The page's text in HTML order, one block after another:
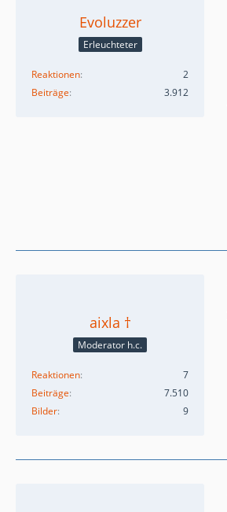
Evoluzzer
Erleuchteter
Reaktionen
2
Beiträge
3.912
aixla †
Moderator h.c.
Reaktionen
7
Beiträge
7.510
Bilder
9